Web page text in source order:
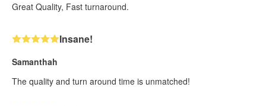
Great Quality, Fast turnaround.
Insane!
Samanthah
The quality and turn around time is unmatched!